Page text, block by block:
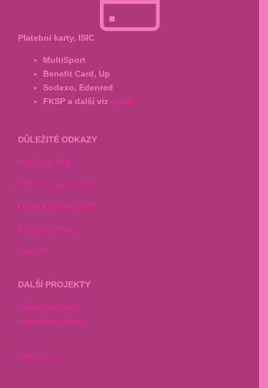
Platební karty, ISIC
MultiSport
Benefit Card, Up
Sodexo, Edenred
FKSP a další viz ceník
DŮLEŽITÉ ODKAZY
Napsali o nás
Obchodní podmínky
Osobní údaje GDPR
Zásady cookies
Partneři
DALŠÍ PROJEKTY
www.kruhovy.cz
www.betterbelly.cz
selfness.cz